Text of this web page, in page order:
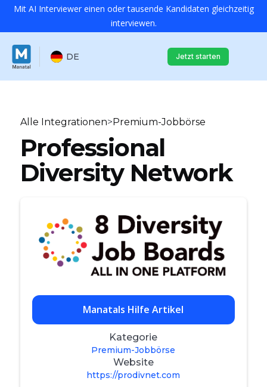
Mit AI Interviewer einen oder tausende Kandidaten gleichzeitig
interviewen.
DE Jetzt starten
Alle Integrationen>Premium-Jobbörse
Professional
Diversity Network
Manatals Hilfe Artikel
Kategorie
Premium-Jobbörse
Website
https://prodivnet.com